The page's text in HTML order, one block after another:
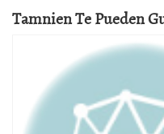
Tamnien Te Pueden